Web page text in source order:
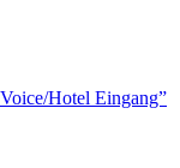
Hotel Eingang”